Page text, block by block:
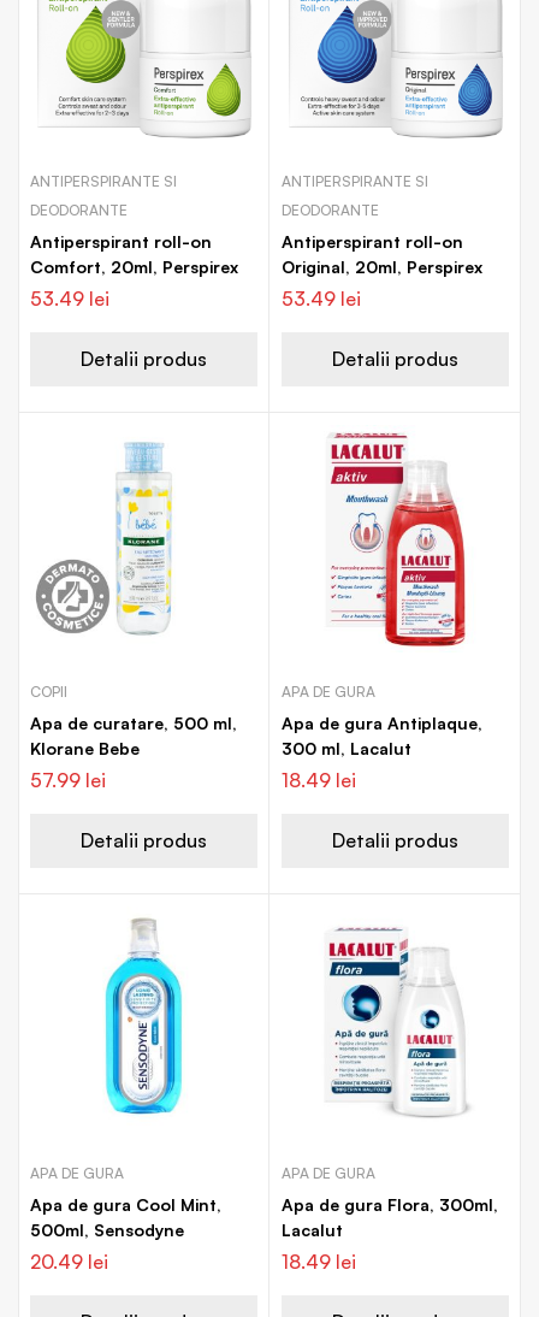
ANTIPERSPIRANTE SI
DEODORANTE
Antiperspirant roll-on
Comfort, 20ml, Perspirex
53.49 lei
Detalii produs
ANTIPERSPIRANTE SI
DEODORANTE
Antiperspirant roll-on
Original, 20ml, Perspirex
53.49 lei
Detalii produs
COPII
Apa de curatare, 500 ml,
Klorane Bebe
57.99 lei
Detalii produs
APA DE GURA
Apa de gura Antiplaque,
300 ml, Lacalut
18.49 lei
Detalii produs
APA DE GURA
Apa de gura Cool Mint,
500ml, Sensodyne
20.49 lei
APA DE GURA
Apa de gura Flora, 300ml,
Lacalut
18.49 lei